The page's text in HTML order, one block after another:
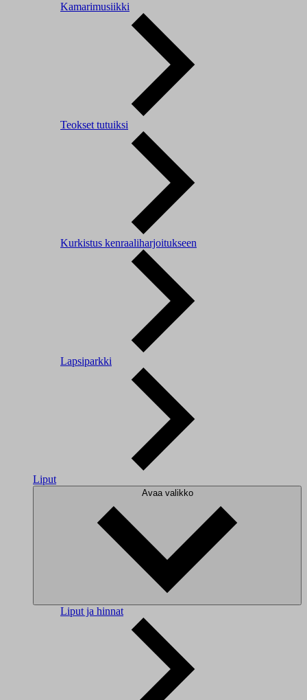
Kamarimusiikki
Teokset tutuiksi
Kurkistus kenraaliharjoitukseen
Lapsiparkki
Liput
Avaa valikko
Liput ja hinnat